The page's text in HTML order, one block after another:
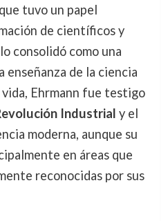
tuvo un papel
de científicos y
consolidó como una
de la ciencia
Ehrmann fue testigo
Industrial y el
moderna, aunque su
en áreas que
reconocidas por sus